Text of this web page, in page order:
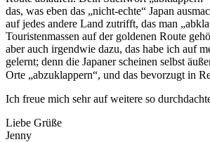
das, was eben das „nicht-echte“ Japan
auf jedes andere Land zutrifft, das man
Touristenmassen auf der goldenen Route
aber auch irgendwie dazu, das habe ich auf
gelernt; denn die Japaner scheinen selbst
Orte „abzuklappern“, und das bevorzugt in
Ich freue mich sehr auf weitere so
Liebe Grüße
Jenny